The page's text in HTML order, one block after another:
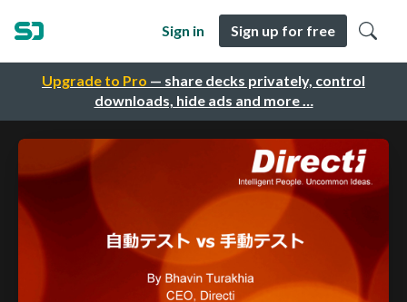
Upgrade to Pro — share decks privately, control
downloads, hide ads and more …
Sign in Sign up for free